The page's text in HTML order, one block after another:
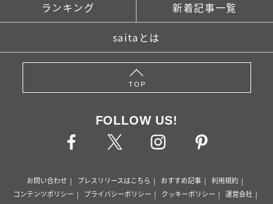
家族・人間関係 掃除・暮らし